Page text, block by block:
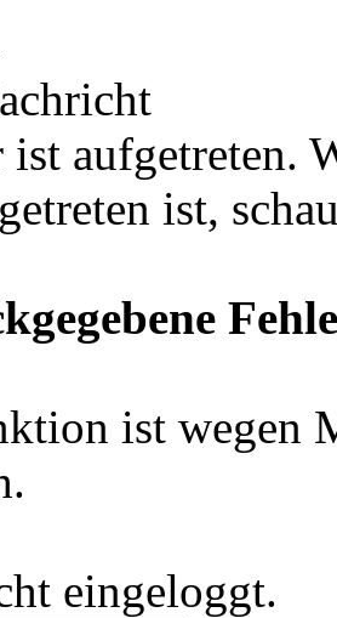
ist aufgetreten.
ist,
ist wegen
eingeloggt.